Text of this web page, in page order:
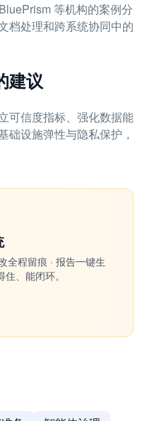
等机构的案例分
档处理和跨系统协同中的
建议
可信度指标、强化数据能
础设施弹性与隐私保护，
全程留痕 · 报告一键生
、能闭环。